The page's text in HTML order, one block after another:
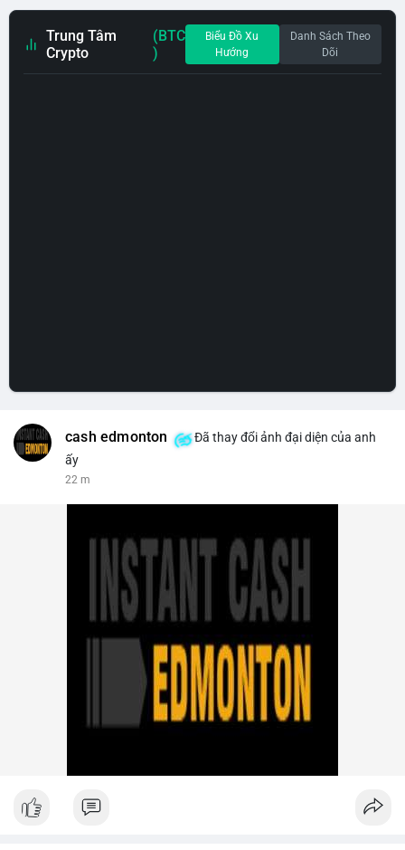
Trung Tâm
Crypto
(BTC
)
Biểu Đồ Xu
Hướng
Danh Sách Theo
Dõi
cash edmonton
Đã thay đổi ảnh đại diện của anh
ấy
22 m